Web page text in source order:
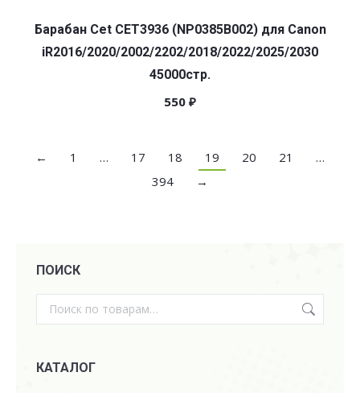
Барабан Cet CET3936 (NP0385B002) для Canon
iR2016/2020/2002/2202/2018/2022/2025/2030
45000стр.
550 ₽
← 1 … 17 18 19 20 21
…
394
→
ПОИСК
КАТАЛОГ